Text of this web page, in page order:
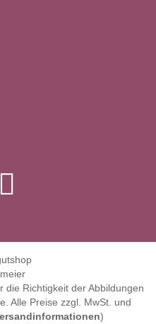
Richtigkeit der Abbildungen
Alle Preise zzgl. MwSt. und
)